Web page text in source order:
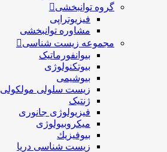
گروه توانبخشی
فیزیوتراپی
مشاوره توانبخشی
مجموعه زیست شناسی
بیوانفورماتیک
بیوتکنولوژی
بیوشیمی
زیست سلولی مولکولی
ژنتیک
فیزیولوژی جانوری
میکروبیولوژی
بيوفيزيك
زیست شناسی دریا